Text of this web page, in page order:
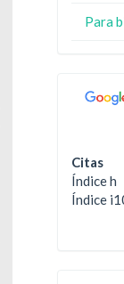
Para
Citas
Índice h
Índice